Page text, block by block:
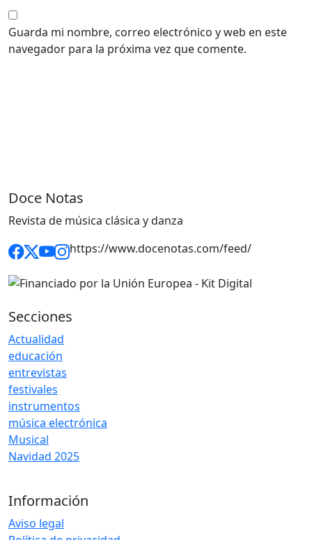
Guarda mi nombre, correo electrónico y web en este
navegador para la próxima vez que comente.
Doce Notas
Revista de música clásica y danza
https://www.docenotas.com/feed/
Secciones
Actualidad
educación
entrevistas
festivales
instrumentos
música electrónica
Musical
Navidad 2025
Información
Aviso legal